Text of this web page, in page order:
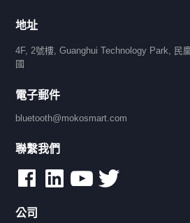
地址
4F, 2號樓, Guanghui Technology Park, 民
國
電子郵件
bluetooth@mokosmart.com
聯繫我們
公司